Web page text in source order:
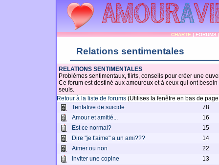
CHARTE|FORUMS
Relations sentimentales
RELATIONS SENTIMENTALES
Problèmes sentimentaux, flirts, conseils pour créer une
Ce forum est destiné aux amoureux et à ceux qui ont
seuls.
Retour à la liste de forums (Utilises la fenêtre en bas de
Tentative de suicide
78
Amour et amitié...
16
Est ce normal?
15
Dire "je t'aime" a un ami???
14
Aimer ou non
22
Inviter une copine
13